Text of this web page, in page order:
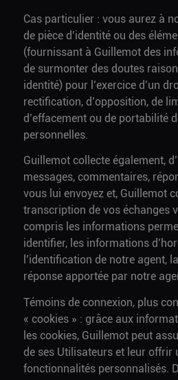
Cas particulier : vous aurez à
de pièce d’identité ou des
(fournissant à Guillemot des
de surmonter des doutes
identité) pour l’exercice d’un
rectification, d’opposition, de
d’effacement ou de portabilité
personnelles.
Guillemot collecte également,
messages, commentaires,
vous lui envoyez et, Guillemot
transcription de vos échanges
compris les informations
identifier, les informations
l’identification de notre agent,
réponse apportée par notre
Témoins de connexion, plus
« cookies » : grâce aux
les cookies, Guillemot peut
de ses Utilisateurs et leur offrir
fonctionnalités personnalisés.